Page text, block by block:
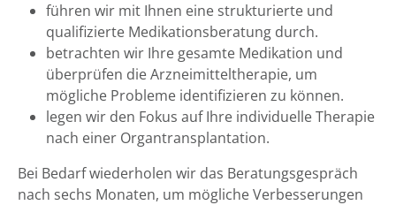
führen wir mit Ihnen eine strukturierte und
qualifizierte Medikationsberatung durch.
betrachten wir Ihre gesamte Medikation und
überprüfen die Arzneimitteltherapie, um
mögliche Probleme identifizieren zu können.
legen wir den Fokus auf Ihre individuelle Therapie
nach einer Organtransplantation.
Bei Bedarf wiederholen wir das Beratungsgespräch
nach sechs Monaten, um mögliche Verbesserungen